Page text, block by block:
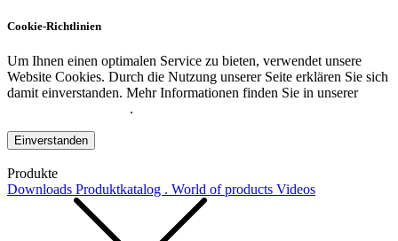
Cookie-Richtlinien
Um Ihnen einen optimalen Service zu bieten, verwendet unsere
Website Cookies. Durch die Nutzung unserer Seite erklären Sie sich
damit einverstanden. Mehr Informationen finden Sie in unserer
.
Einverstanden
Produkte
Downloads Produktkatalog . World of products Videos